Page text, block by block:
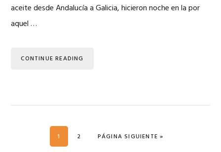
aceite desde Andalucía a Galicia, hicieron noche en la por
aquel …
CONTINUE READING
PÁGINA
1 PÁGINA
2 IR A LA
PÁGINA SIGUIENTE »